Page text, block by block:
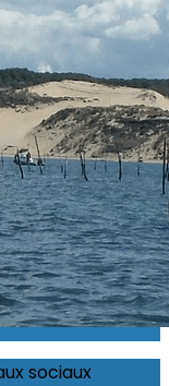
affichées
sociaux